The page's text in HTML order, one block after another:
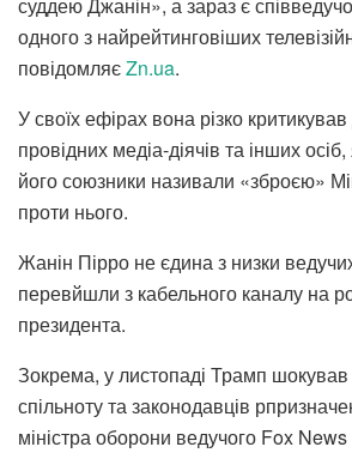
одного з найрейтинговіших
повідомляєZn.ua.
У своїх ефірах вона різко
провідних медіа-діячів та інших
його союзники називали «зброєю»
проти нього.
Жанін Пірро не єдина з низки
перевйшли з кабельного каналу на
президента.
Зокрема, у листопаді Трамп
спільноту та законодавців
міністра оборони ведучого Fox News